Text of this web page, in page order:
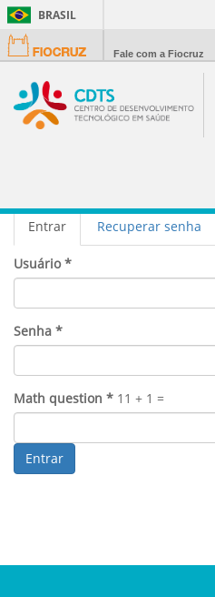
BRASIL
Fale com a Fiocruz
Abas
primárias
Entrar
ativa)
Recuperar senha
Usuário*
Senha *
Math question * 11 + 1 =
Entrar